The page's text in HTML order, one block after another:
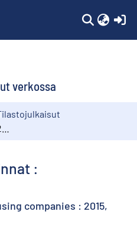
verkossa
:
companies : 2015,